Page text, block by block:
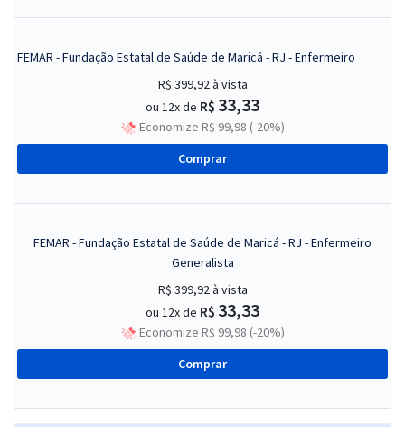
FEMAR - Fundação Estatal de Saúde de Maricá - RJ - Enfermeiro
R$ 399,92à vista
ou 12x de R$ 33,33
Economize R$ 99,98 (-20%)
Comprar
FEMAR - Fundação Estatal de Saúde de Maricá - RJ - Enfermeiro
Generalista
R$ 399,92à vista
ou 12x de R$ 33,33
Economize R$ 99,98 (-20%)
Comprar